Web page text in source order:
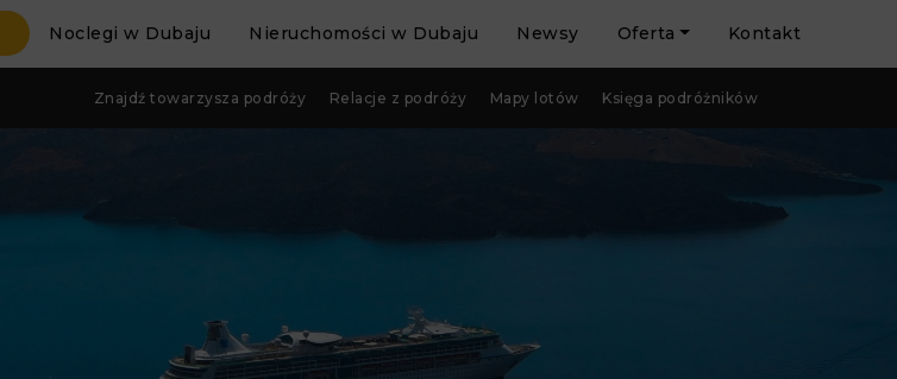
Noclegi w Dubaju Nieruchomości w Dubaju Newsy Oferta Kontakt
Znajdź towarzysza podróży Relacje z podróży Mapy lotów Księga podróżników